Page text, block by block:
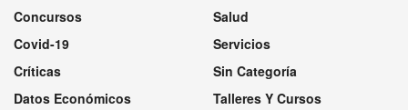
Concursos
Covid-19
Críticas
Datos Económicos
Salud
Servicios
Sin Categoría
Talleres Y Cursos